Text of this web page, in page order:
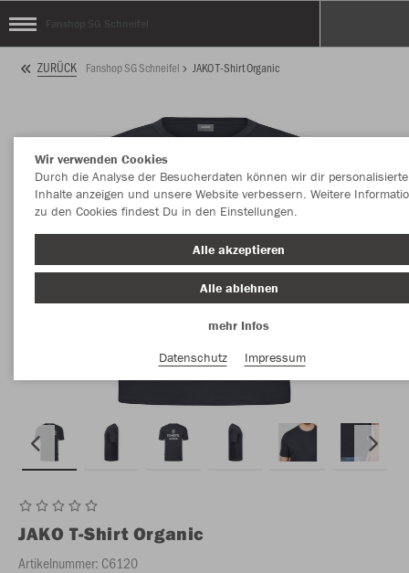
ZURÜCK Fanshop SG Schneifel JAKO T-Shirt Organic
JAKO T-Shirt Organic
Artikelnummer: C6120
Wir verwenden Cookies
Durch die Analyse der Besucherdaten können wir dir personalisierte
Inhalte anzeigen und unsere Website verbessern. Weitere
zu den Cookies findest Du in den Einstellungen.
Alle akzeptieren
Alle ablehnen
mehr Infos
Datenschutz
Impressum